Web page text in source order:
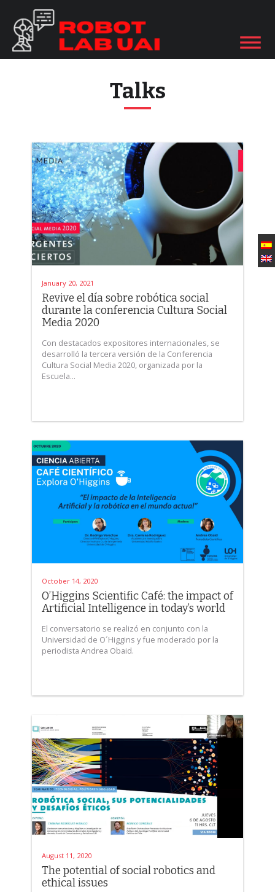
Talks
January 20, 2021
Revive el día sobre robótica social
durante la conferencia Cultura Social
Media 2020
Con destacados expositores internacionales, se
desarrolló la tercera versión de la Conferencia
Cultura Social Media 2020, organizada por la
Escuela...
October 14, 2020
O’Higgins Scientific Café: the impact of
Artificial Intelligence in today’s world
El conversatorio se realizó en conjunto con la
Universidad de O´Higgins y fue moderado por la
periodista Andrea Obaid.
August 11, 2020
The potential of social robotics and
ethical issues